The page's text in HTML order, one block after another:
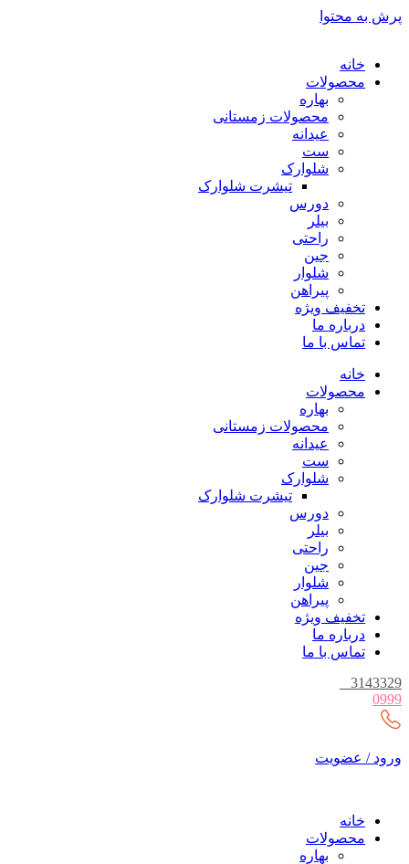
پرش به محتوا
خانه
محصولات
بهاره
محصولات زمستانی
عیدانه
ست
شلوارک
تیشرت شلوارک
دورس
بیلر
راحتی
جین
شلوار
پیراهن
تخفیف ویژه
درباره ما
تماس با ما
خانه
محصولات
بهاره
محصولات زمستانی
عیدانه
ست
شلوارک
تیشرت شلوارک
دورس
بیلر
راحتی
جین
شلوار
پیراهن
تخفیف ویژه
درباره ما
تماس با ما
3143329
0999
ورود / عضویت
خانه
محصولات
بهاره